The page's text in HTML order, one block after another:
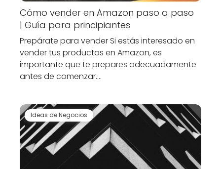
Cómo vender en Amazon paso a paso
| Guía para principiantes
Prepárate para vender Si estás interesado en
vender tus productos en Amazon, es
importante que te prepares adecuadamente
antes de comenzar.…
Ideas de Negocios